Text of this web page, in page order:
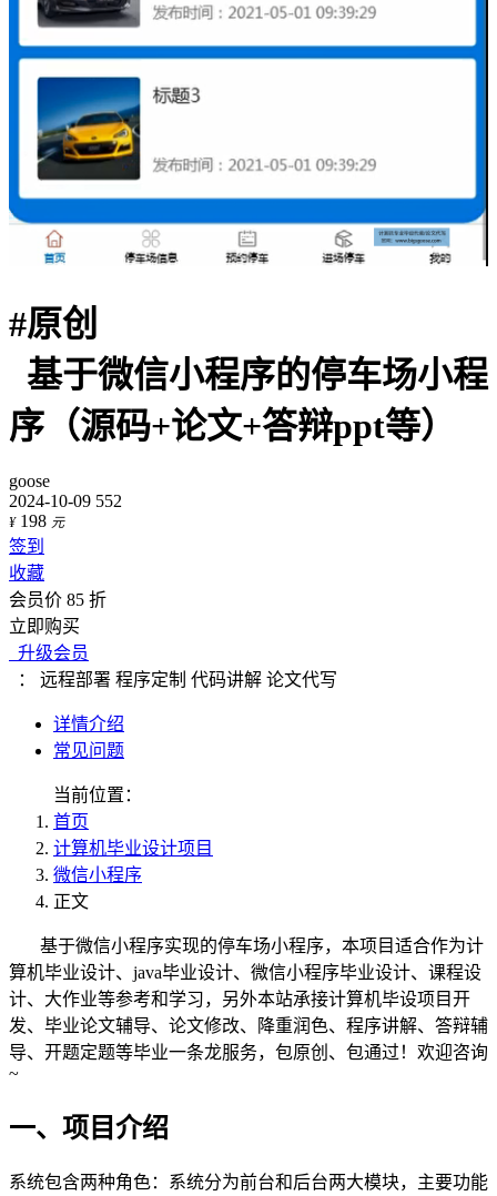
#原创
基于微信小程序的停车场小程
序（源码+论文+答辩ppt等）
goose
2024-10-09 552
¥ 198 元
签到
收藏
会员价 85 折
立即购买
升级会员
： 远程部署 程序定制 代码讲解 论文代写
详情介绍
常见问题
当前位置：
首页
计算机毕业设计项目
微信小程序
正文
基于微信小程序实现的停车场小程序，本项目适合作为计
算机毕业设计、java毕业设计、微信小程序毕业设计、课程设
计、大作业等参考和学习，另外本站承接计算机毕设项目开
发、毕业论文辅导、论文修改、降重润色、程序讲解、答辩辅
导、开题定题等毕业一条龙服务，包原创、包通过！欢迎咨询
~
一、项目介绍
系统包含两种角色：系统分为前台和后台两大模块，主要功能